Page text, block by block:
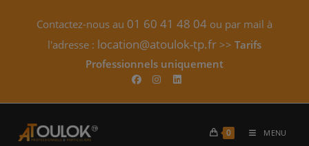
Contactez-nous au 01 60 41 48 04 ou par mail à
l'adresse : location@atoulok-tp.fr >> Tarifs
Professionnels uniquement​
0 MENU